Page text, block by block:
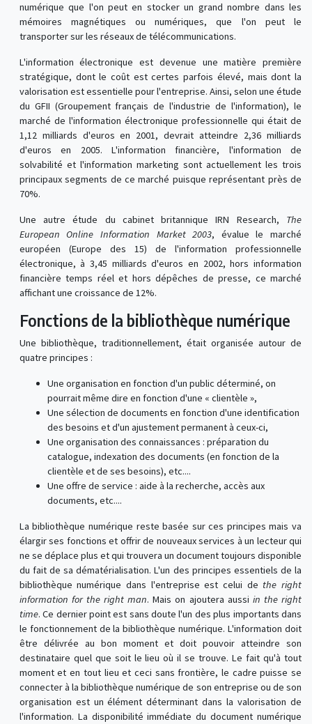
numérique que l'on peut en stocker un grand nombre dans les
mémoires magnétiques ou numériques, que l'on peut le
transporter sur les réseaux de télécommunications.
L'information électronique est devenue une matière première
stratégique, dont le coût est certes parfois élevé, mais dont la
valorisation est essentielle pour l'entreprise. Ainsi, selon une étude
du GFII (Groupement français de l'industrie de l'information), le
marché de l'information électronique professionnelle qui était de
1,12 milliards d'euros en 2001, devrait atteindre 2,36 milliards
d'euros en 2005. L'information financière, l'information de
solvabilité et l'information marketing sont actuellement les trois
principaux segments de ce marché puisque représentant près de
70%.
Une autre étude du cabinet britannique IRN Research, The
European Online Information Market 2003, évalue le marché
européen (Europe des 15) de l'information professionnelle
électronique, à 3,45 milliards d'euros en 2002, hors information
financière temps réel et hors dépêches de presse, ce marché
affichant une croissance de 12%.
Fonctions de la bibliothèque numérique
Une bibliothèque, traditionnellement, était organisée autour de
quatre principes :
Une organisation en fonction d'un public déterminé, on
pourrait même dire en fonction d'une « clientèle »,
Une sélection de documents en fonction d'une identification
des besoins et d'un ajustement permanent à ceux-ci,
Une organisation des connaissances : préparation du
catalogue, indexation des documents (en fonction de la
clientèle et de ses besoins), etc....
Une offre de service : aide à la recherche, accès aux
documents, etc....
La bibliothèque numérique reste basée sur ces principes mais va
élargir ses fonctions et offrir de nouveaux services à un lecteur qui
ne se déplace plus et qui trouvera un document toujours disponible
du fait de sa dématérialisation. L'un des principes essentiels de la
bibliothèque numérique dans l'entreprise est celui de the right
information for the right man. Mais on ajoutera aussi in the right
time. Ce dernier point est sans doute l'un des plus importants dans
le fonctionnement de la bibliothèque numérique. L'information doit
être délivrée au bon moment et doit pouvoir atteindre son
destinataire quel que soit le lieu où il se trouve. Le fait qu'à tout
moment et en tout lieu et ceci sans frontière, le cadre puisse se
connecter à la bibliothèque numérique de son entreprise ou de son
organisation est un élément déterminant dans la valorisation de
l'information. La disponibilité immédiate du document numérique